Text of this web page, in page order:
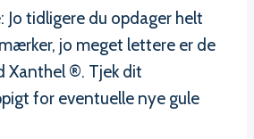
Jo tidligere du opdager helt
jo meget lettere er de
Xanthel ®. Tjek dit
for eventuelle nye gule